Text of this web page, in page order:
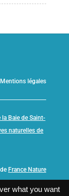
Mentions légales
la Baie de Saint-
naturelles de
France Nature
what you want